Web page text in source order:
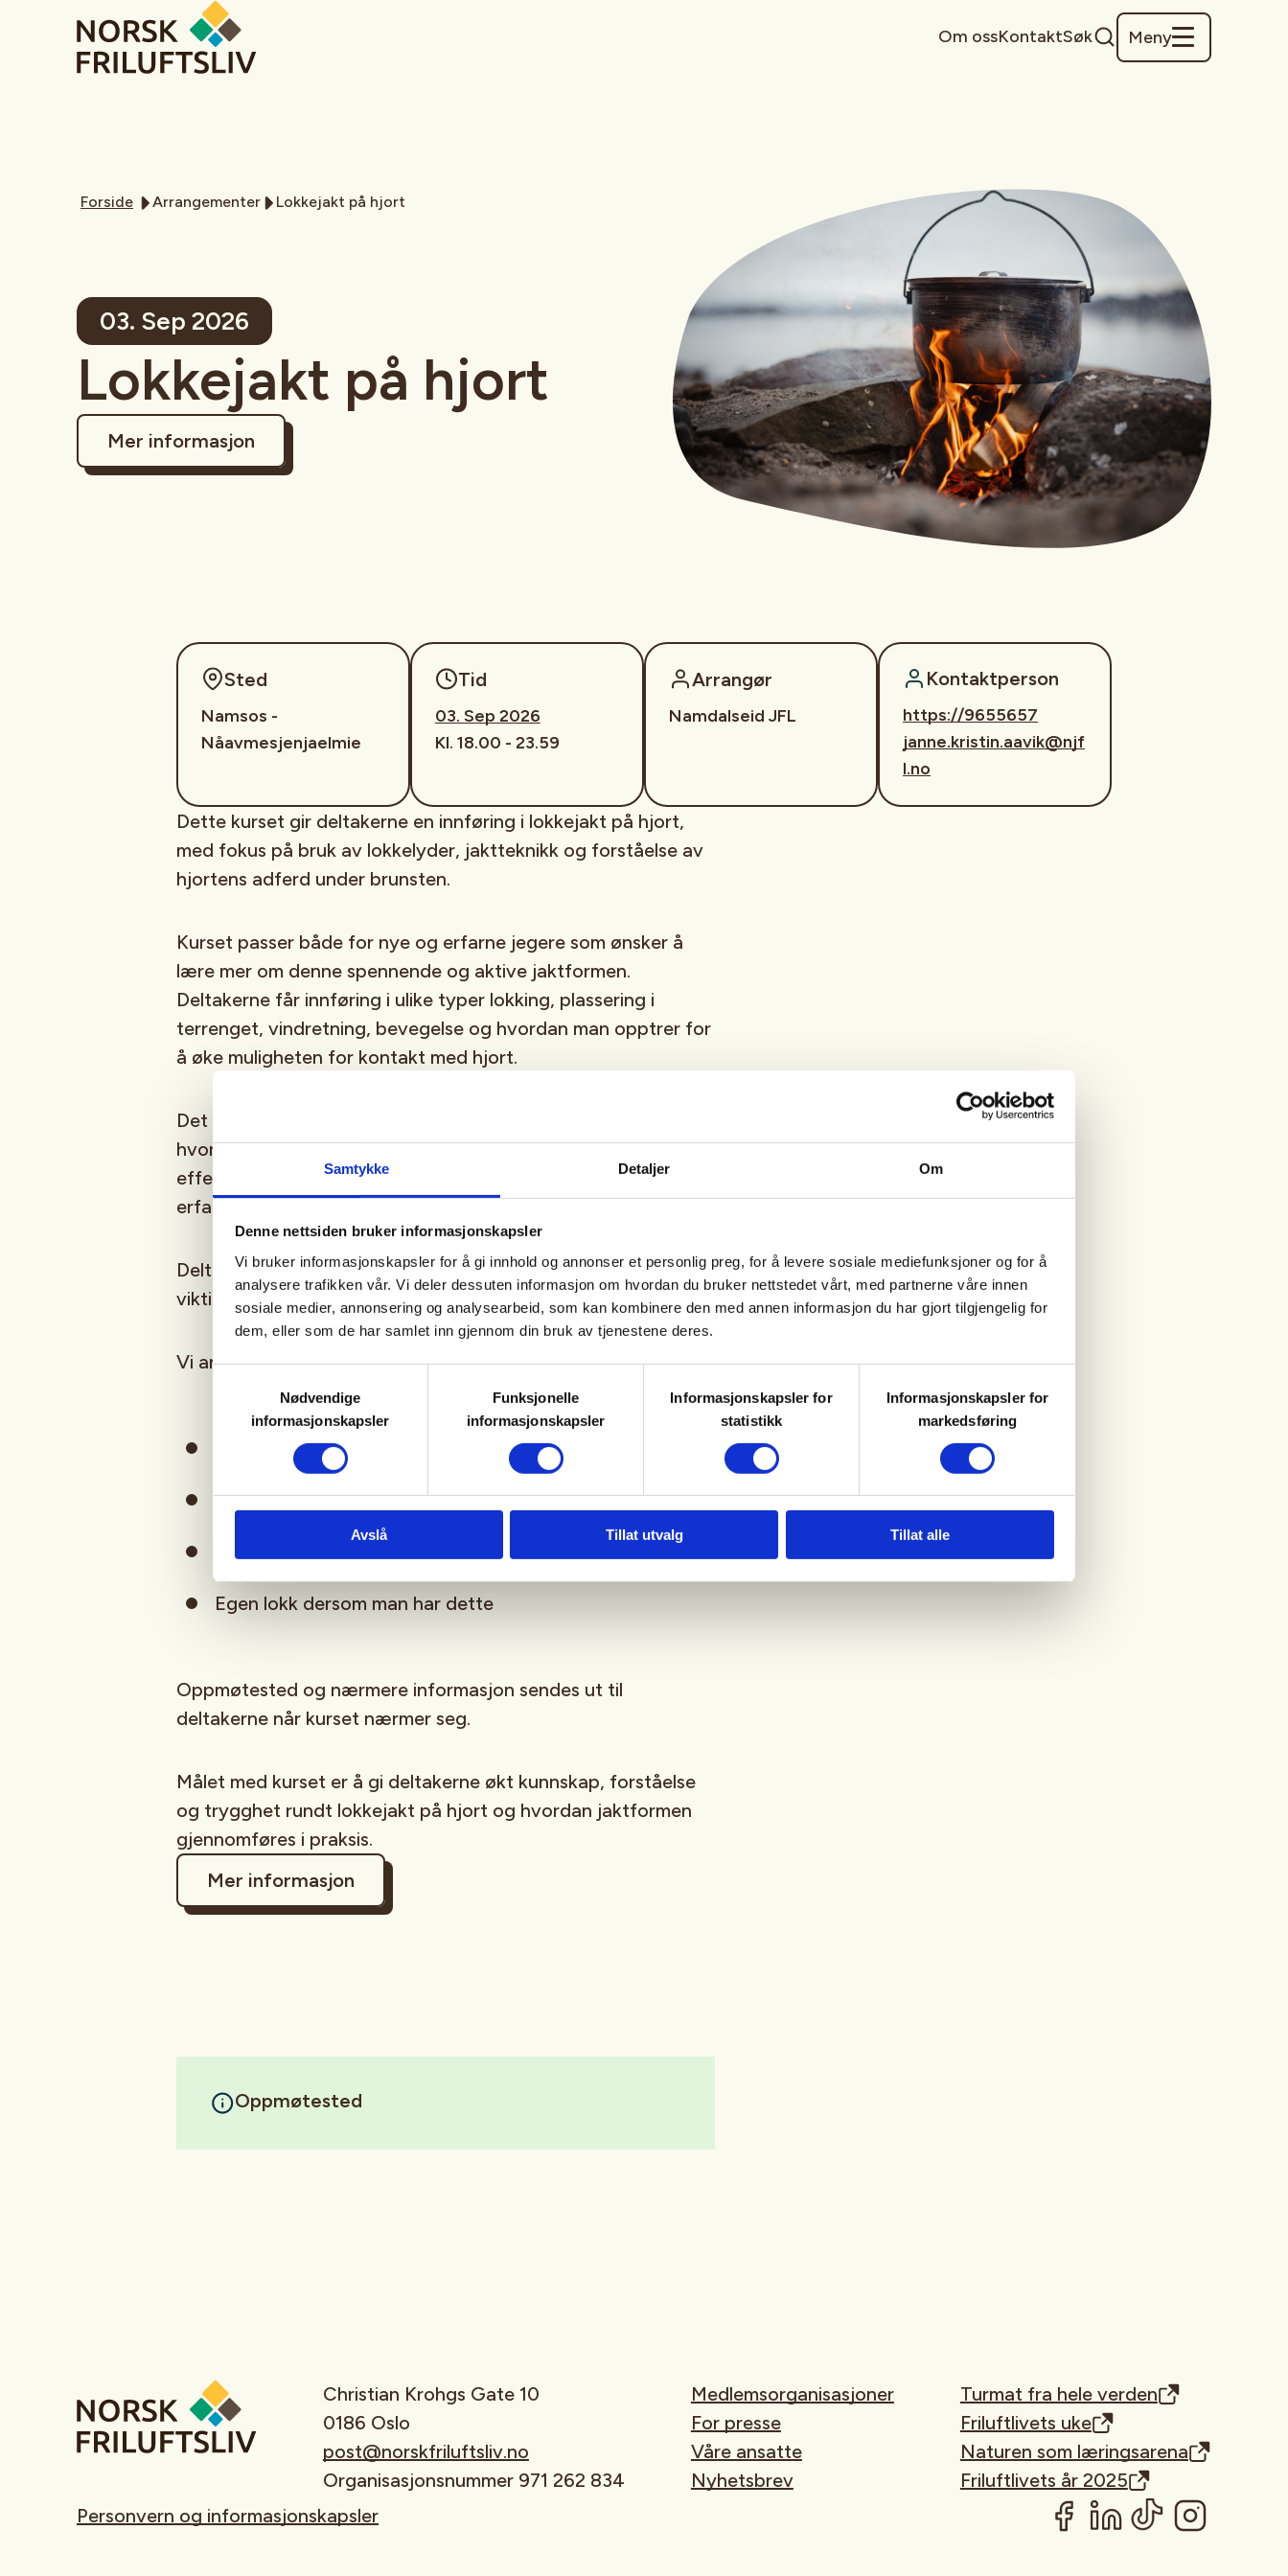
Samtykke Detaljer Om
Denne nettsiden bruker informasjonskapsler
Vi bruker informasjonskapsler for å gi innhold og annonser et personlig preg, for å levere sosiale mediefunksjoner og for å
analysere trafikken vår. Vi deler dessuten informasjon om hvordan du bruker nettstedet vårt, med partnerne våre innen
sosiale medier, annonsering og analysearbeid, som kan kombinere den med annen informasjon du har gjort tilgjengelig for
dem, eller som de har samlet inn gjennom din bruk av tjenestene deres.
Nødvendige
informasjonskapsler
Funksjonelle
informasjonskapsler
Informasjonskapsler for
statistikk
Informasjonskapsler for
markedsføring
Avslå Tillat utvalg Tillat alle
Om ossKontaktSøk Meny
Forside Arrangementer Lokkejakt på hjort
03. Sep 2026
Lokkejakt på hjort
Mer informasjon
Sted
Namsos -
Nåavmesjenjaelmie
Tid
03. Sep 2026
Kl. 18.00 - 23.59
Arrangør
Namdalseid JFL
Kontaktperson
https://9655657
janne.kristin.aavik@njf
l.no
Dette kurset gir deltakerne en innføring i lokkejakt på hjort,
med fokus på bruk av lokkelyder, jaktteknikk og forståelse av
hjortens adferd under brunsten.
Kurset passer både for nye og erfarne jegere som ønsker å
lære mer om denne spennende og aktive jaktformen.
Deltakerne får innføring i ulike typer lokking, plassering i
terrenget, vindretning, bevegelse og hvordan man opptrer for
å øke muligheten for kontakt med hjort.
Det legges vekt på sikker og ansvarlig jaktutøvelse, samt
hvordan man planlegger og gjennomfører jakt på en rolig og
effektiv måte. Kurset vil inneholde både teori og
erfaringsdeling fra praktisk jakt.
Deltakerne får også tips om utstyr, bekledning og hva som er
viktig å tenke på under lokkejakt i skog og utmark.
Vi anbefaler å ta med:
Klær tilpasset vær og terreng
Sitteunderlag eller stolsekk
Kikkert
Egen lokk dersom man har dette
Oppmøtested og nærmere informasjon sendes ut til
deltakerne når kurset nærmer seg.
Målet med kurset er å gi deltakerne økt kunnskap, forståelse
og trygghet rundt lokkejakt på hjort og hvordan jaktformen
gjennomføres i praksis.
Mer informasjon
Oppmøtested
Christian Krohgs Gate 10
0186 Oslo
post@norskfriluftsliv.no
Organisasjonsnummer 971 262 834
Medlemsorganisasjoner
For presse
Våre ansatte
Nyhetsbrev
Turmat fra hele verden
Friluftlivets uke
Naturen som læringsarena
Friluftlivets år 2025
Personvern og informasjonskapsler